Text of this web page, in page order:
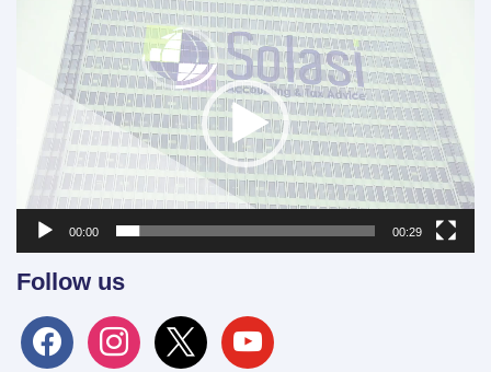
Player
00:00 00:29
Follow us
facebookinstagram
x youtube